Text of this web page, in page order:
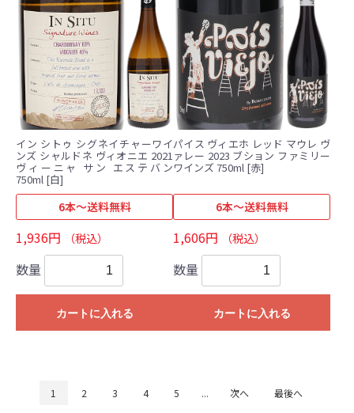
イン シトゥ シグネイチャーワイ
ンズ シャルドネ ヴィオニエ 2021
ヴィーニャ サン エステバン
750ml [白]
6本～送料無料
1,936円 （税込）
数量
カートに入れる
パイス ヴィエホ レッド マウレ ヴ
ァレー 2023 ブション ファミリー
ワインズ 750ml [赤]
6本～送料無料
1,606円 （税込）
数量
カートに入れる
1 2 3 4 5 ... 次へ 最後へ